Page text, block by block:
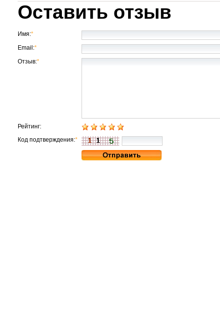
Оставить отзыв
Имя:*
Email:*
Отзыв:*
Рейтинг:
Код подтверждения:*